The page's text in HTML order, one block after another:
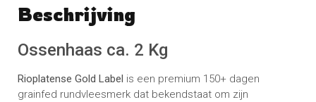
Beschrijving
Ossenhaas ca. 2 Kg
Rioplatense Gold Label is een premium 150+ dagen
grainfed rundvleesmerk dat bekendstaat om zijn
No reviews found